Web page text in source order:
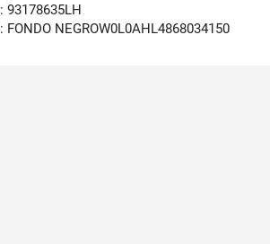
: 93178635LH
: FONDO NEGROW0L0AHL4868034150